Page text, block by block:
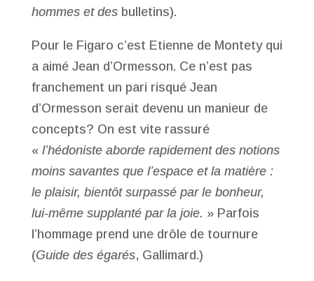
hommes et des bulletins).
Pour le Figaro c’est Etienne de Montety qui
a aimé Jean d’Ormesson. Ce n’est pas
franchement un pari risqué Jean
d’Ormesson serait devenu un manieur de
concepts? On est vite rassuré
« l’hédoniste aborde rapidement des notions
moins savantes que l’espace et la matière :
le plaisir, bientôt surpassé par le bonheur,
lui-même supplanté par la joie. » Parfois
l’hommage prend une drôle de tournure
(Guide des égarés, Gallimard.)